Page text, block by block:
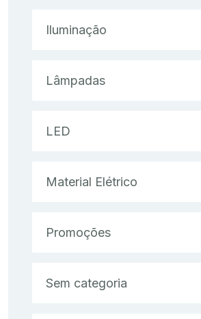
Iluminação
Lâmpadas
LED
Material Elétrico
Promoções
Sem categoria